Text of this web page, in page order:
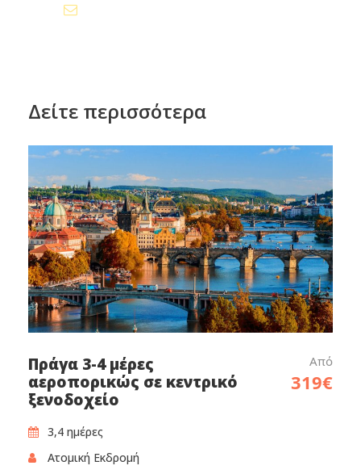
Δείτε περισσότερα
Πράγα 3-4 μέρες
αεροπορικώς σε κεντρικό
ξενοδοχείο
Από
319€
3,4 ημέρες‎
Ατομική Εκδρομή